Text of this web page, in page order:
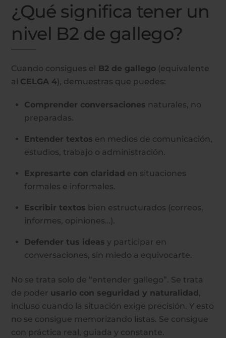
¿Qué significa tener un
nivel B2 de gallego?
Cuando consigues el B2 de gallego (equivalente
al CELGA 4), demuestras que puedes:
Comprender conversaciones naturales, no
preparadas.
Entender textos en medios de comunicación,
estudios, trabajo o administración.
Expresarte con claridad en situaciones
formales e informales.
Escribir textos bien estructurados (correos,
informes, opiniones…).
Defender tus ideas y participar en
conversaciones, sin miedo a equivocarte.
No se trata solo de “entender gallego”. Se trata
de poder usarlo con seguridad y naturalidad,
incluso cuando la situación exige precisión. Y esto
no se consigue memorizando listas. Se consigue
con práctica real, guiada y constante.